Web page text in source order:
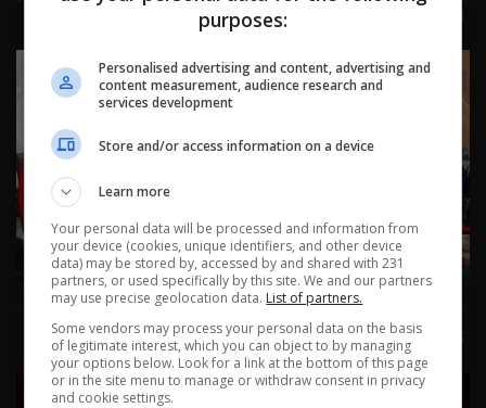
نشرة ٥ آب ٢٠٢٦ | 2026
purposes:
Personalised advertising and content, advertising and
content measurement, audience research and
services development
Store and/or access information on a device
Learn more
Your personal data will be processed and information from
your device (cookies, unique identifiers, and other device
data) may be stored by, accessed by and shared with 231
partners, or used specifically by this site. We and our partners
may use precise geolocation data. List of partners.
Some vendors may process your personal data on the basis
of legitimate interest, which you can object to by managing
your options below. Look for a link at the bottom of this page
or in the site menu to manage or withdraw consent in privacy
and cookie settings.